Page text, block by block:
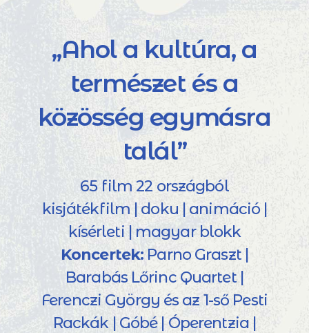
„Ahol a kultúra, a
természet és a
közösség egymásra
talál”
65 film 22 országból
kisjátékfilm | doku | animáció |
kísérleti | magyar blokk
Koncertek: Parno Graszt |
Barabás Lőrinc Quartet |
Ferenczi György és az 1-ső Pesti
Rackák | Góbé | Óperentzia |